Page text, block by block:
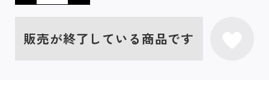
販売が終了している商品です